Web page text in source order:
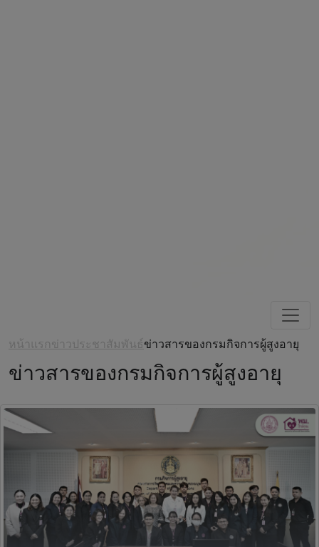
หน้าแรกข่าวประชาสัมพันธ์ข่าวสารของกรมกิจการผู้สูงอายุ
ข่าวสารของกรมกิจการผู้สูงอายุ